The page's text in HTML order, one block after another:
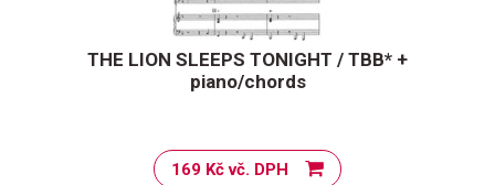
THE LION SLEEPS TONIGHT / TBB* +
piano/chords
169 Kč vč. DPH